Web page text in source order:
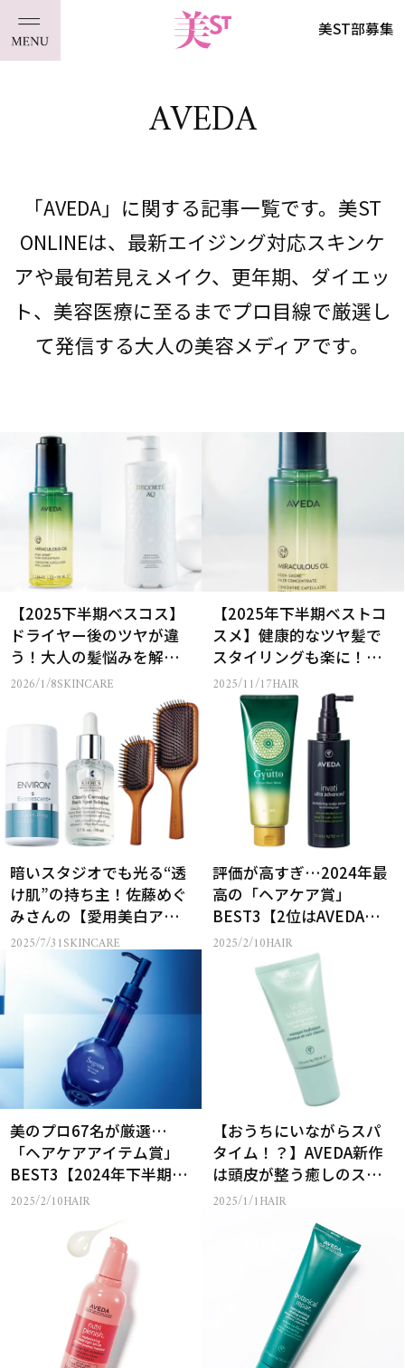
美ST部募集
AVEDA
「AVEDA」に関する記事一覧です。美ST
ONLINEは、最新エイジング対応スキンケ
アや最旬若見えメイク、更年期、ダイエッ
ト、美容医療に至るまでプロ目線で厳選し
て発信する大人の美容メディアです。
【2025下半期ベスコス】
ドライヤー後のツヤが違
う！大人の髪悩みを解決
する1位は？
2026/1/8SKINCARE
【2025年下半期ベストコ
スメ】健康的なツヤ髪で
スタイリングも楽に！
「アウトバスヘアケア
賞」BEST3
2025/11/17HAIR
暗いスタジオでも光る“透
け肌”の持ち主！佐藤めぐ
みさんの【愛用美白アイ
テム】とは？
2025/7/31SKINCARE
評価が高すぎ…2024年最
高の「ヘアケア賞」
BEST3【2位はAVEDA、1
位は？】
2025/2/10HAIR
美のプロ67名が厳選…
「ヘアケアアイテム賞」
BEST3【2024年下半期ベ
ストコスメ】
2025/2/10HAIR
【おうちにいながらスパ
タイム！？】AVEDA新作
は頭皮が整う癒しのスカ
ルプマスク
2025/1/1HAIR